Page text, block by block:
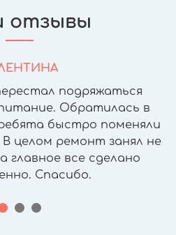
отзывы
подряжаться
Обратилась в
быстро поменяли
В целом ремонт занял не
главное все сделано
Спасибо.